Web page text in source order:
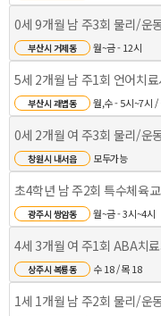
0세 9개월 남 주3회 물리/운
부산시 거제동 월~금 - 12시
5세 2개월 남 주1회 언어치
부산시 괘법동 월,수 - 5시~7시
0세 2개월 여 주3회 물리/운
창원시 내서읍 모두가능
초4학년 남 주2회 특수체육
광주시 쌍암동 월~금 - 3시~4시
4세 3개월 여 주1회 ABA치
상주시 복룡동 수 18 / 목 18
1세 1개월 남 주2회 물리/운